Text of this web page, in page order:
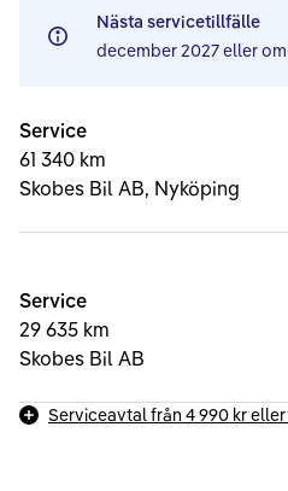
Nästa servicetillfälle
december 2027eller om
Service
61 340 km
Skobes Bil AB, Nyköping
Service
29 635 km
Skobes Bil AB
Serviceavtal från 4 990 kreller